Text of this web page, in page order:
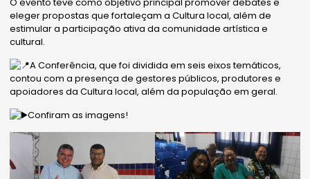
O evento teve como objetivo principal promover debates e
eleger propostas que fortaleçam a Cultura local, além de
estimular a participação ativa da comunidade artística e
cultural.
A Conferência, que foi dividida em seis eixos temáticos,
contou com a presença de gestores públicos, produtores e
apoiadores da Cultura local, além da população emgeral.
Confiram as imagens!